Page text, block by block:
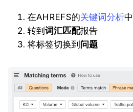
在AHREFS的关键词分析
转到 词汇匹配报告
将标签切换到 问题